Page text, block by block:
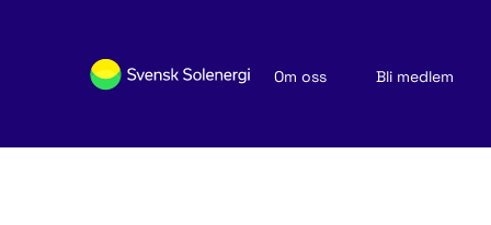
Om oss
Bli medlem
Nyheter och publikationer